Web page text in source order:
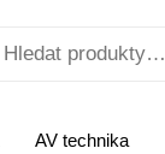
AV technika